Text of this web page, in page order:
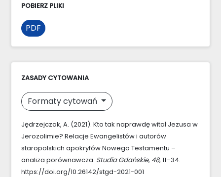
POBIERZ PLIKI
PDF
ZASADY CYTOWANIA
Formaty cytowań
Jędrzejczak, A. (2021). Kto tak naprawdę witał Jezusa w
Jerozolimie? Relacje Ewangelistów i autorów
staropolskich apokryfów Nowego Testamentu –
analiza porównawcza. Studia Gdańskie, 48, 11–34.
https://doi.org/10.26142/stgd-2021-001